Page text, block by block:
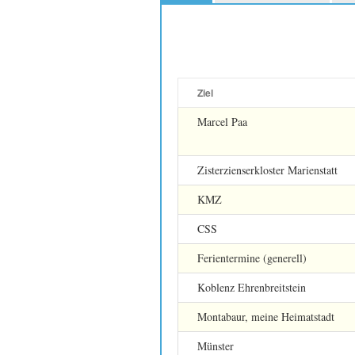
Ziel
Marcel Paa
Zisterzienserkloster Marienstatt
KMZ
CSS
Ferientermine (generell)
Koblenz Ehrenbreitstein
Montabaur, meine Heimatstadt
Münster